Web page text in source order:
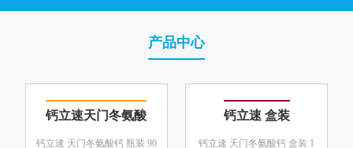
产品中心
钙立速天门冬氨酸
钙立速 天门冬氨酸钙 瓶装 90
钙立速 盒装
钙立速 天门冬氨酸钙 盒装 1